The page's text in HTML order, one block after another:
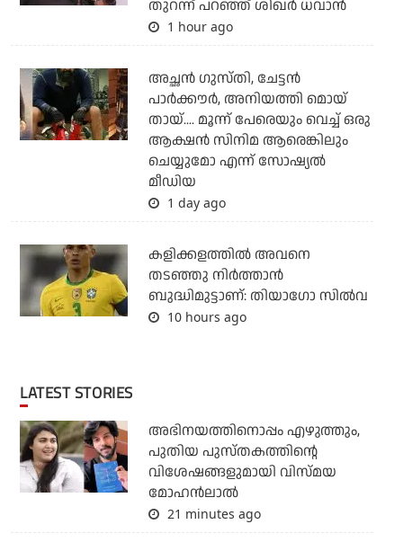
തുറന്ന് പറഞ്ഞ് ശിഖര്‍ ധവാന്‍
1 hour ago
അച്ഛന്‍ ഗുസ്തി, ചേട്ടന്‍
പാര്‍ക്കൗര്‍, അനിയത്തി മൊയ്
തായ്.... മൂന്ന് പേരെയും വെച്ച് ഒരു
ആക്ഷന്‍ സിനിമ ആരെങ്കിലും
ചെയ്യുമോ എന്ന് സോഷ്യല്‍
മീഡിയ
1 day ago
കളിക്കളത്തില്‍ അവനെ
തടഞ്ഞു നിര്‍ത്താന്‍
ബുദ്ധിമുട്ടാണ്: തിയാഗോ സില്‍വ
10 hours ago
LATEST STORIES
അഭിനയത്തിനൊപ്പം എഴുത്തും,
പുതിയ പുസ്തകത്തിന്റെ
വിശേഷങ്ങളുമായി വിസ്മയ
മോഹൻലാൽ
21 minutes ago